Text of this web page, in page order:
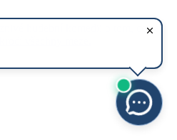
hudební komedii o tom, co se